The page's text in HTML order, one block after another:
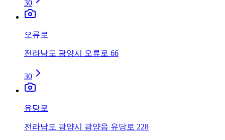
30
오류로
전라남도 광양시 오류로 66
30
유당로
전라남도 광양시 광양읍 유당로 228